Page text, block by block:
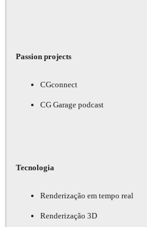
Passion projects
CGconnect
CG Garage podcast
Tecnologia
Renderização em tempo real
Renderização 3D